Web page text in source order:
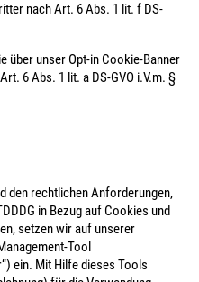
nach Art. 6 Abs. 1 lit. f DS-
über unser Opt-in Cookie-Banner
6 Abs. 1 lit. a DS-GVO i.V.m. §
den rechtlichen Anforderungen,
in Bezug auf Cookies und
setzen wir auf unserer
Tool
ein. Mit Hilfe dieses Tools